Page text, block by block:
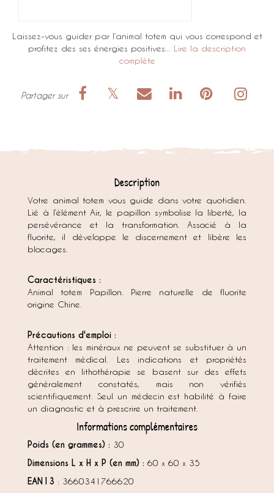
Laissez-vous guider par l’animal totem qui vous correspond et
profitez des ses énergies positives... Lire la description
complète
Description
Votre animal totem vous guide dans votre quotidien.
Lié à l’élément Air, le papillon symbolise la liberté, la
persévérance et la transformation. Associé à la
fluorite, il développe le discernement et libère les
blocages.
Caractéristiques :
Animal totem Papillon. Pierre naturelle de fluorite
origine Chine.
Précautions d'emploi :
Attention : les minéraux ne peuvent se substituer à un
traitement médical. Les indications et propriétés
décrites en lithothérapie se basent sur des effets
généralement constatés, mais non vérifiés
scientifiquement. Seul un médecin est habilité à faire
un diagnostic et à prescrire un traitement.
Informations complémentaires
Poids (en grammes) : 30
Dimensions L x H x P (en mm) : 60 x 60 x 35
EAN13 : 3660341766620